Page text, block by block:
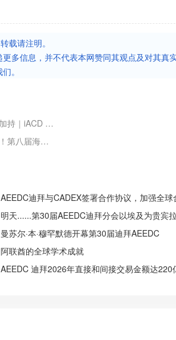
载请注明。
多信息，并不代表本网赞同其观点及对其真实
。
青岛国际口腔器材展览会-海名口腔展 HM-Dental国际学术加持｜iACD 亚太区副会长重磅寄语，共赴 2026 海名青岛口腔展！
青岛国际口腔器材展览会-海名口腔展 HM-Dental燃动行业！第八届海名华北口腔展组委会赴山东民营口腔大会，精准对接，蓄力启航
明天......第30届AEEDC迪拜分会以埃及为贵宾
曼苏尔·本·穆罕默德开幕第30届迪拜AEEDC
阿联酋的全球学术成就
AEEDC 迪拜2026年直接和间接交易金额达220